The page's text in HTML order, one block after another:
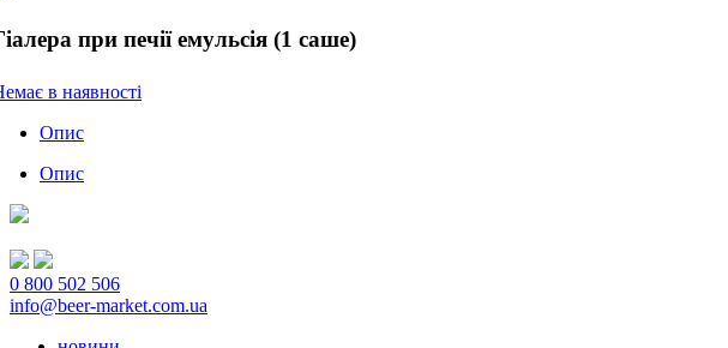
при печії емульсія (1 саше)
в наявності
Опис
Опис
0 800 502 506
info@beer-market.com.ua